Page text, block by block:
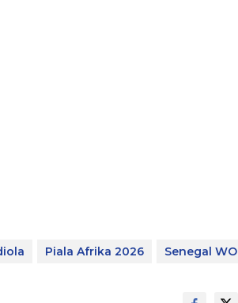
Piala Afrika 2026 Senegal WO